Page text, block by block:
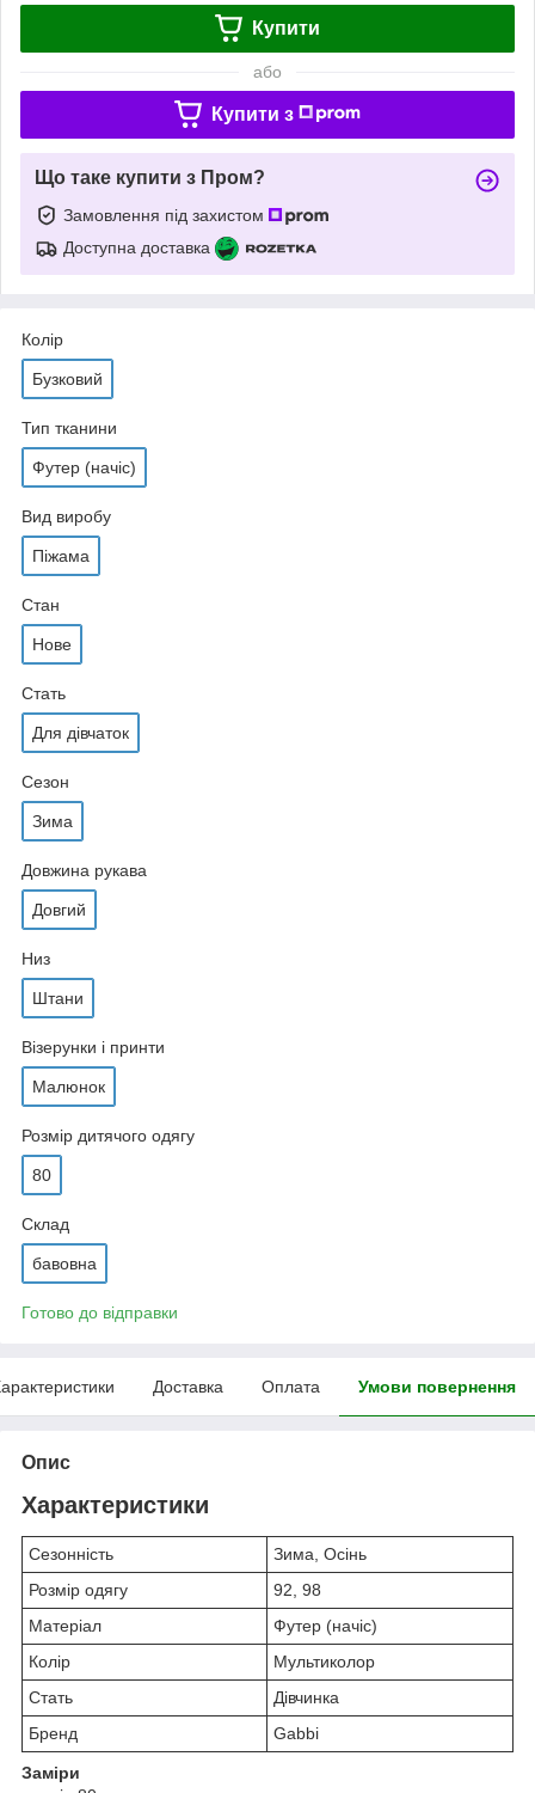
Купити
або
Купити з
Що таке купити з Пром?
Замовлення під захистом
Доступна доставка
Колір
Бузковий
Тип тканини
Футер (начіс)
Вид виробу
Піжама
Стан
Нове
Стать
Для дівчаток
Сезон
Зима
Довжина рукава
Довгий
Низ
Штани
Візерунки і принти
Малюнок
Розмір дитячого одягу
80
Склад
бавовна
Готово до відправки
Доставка Оплата Умови повернення
Опис
Характеристики
Сезонність
Зима, Осінь
Розмір одягу
92, 98
Матеріал
Футер (начіс)
Колір
Мультиколор
Стать
Дівчинка
Бренд
Gabbi
Заміри